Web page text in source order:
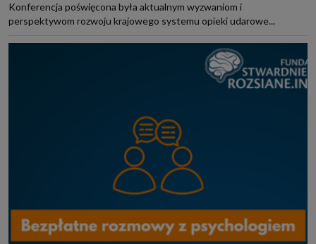
Konferencja poświęcona była aktualnym wyzwaniom i
perspektywom rozwoju krajowego systemu opieki udarowe...